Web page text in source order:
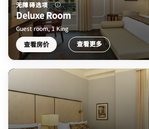
无障碍选项
Deluxe Room
Guest room, 1 King
查看房价 查看更多